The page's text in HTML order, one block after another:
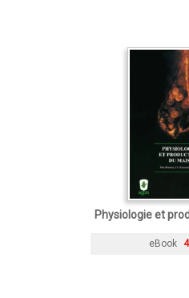
Physiologie et
eBook